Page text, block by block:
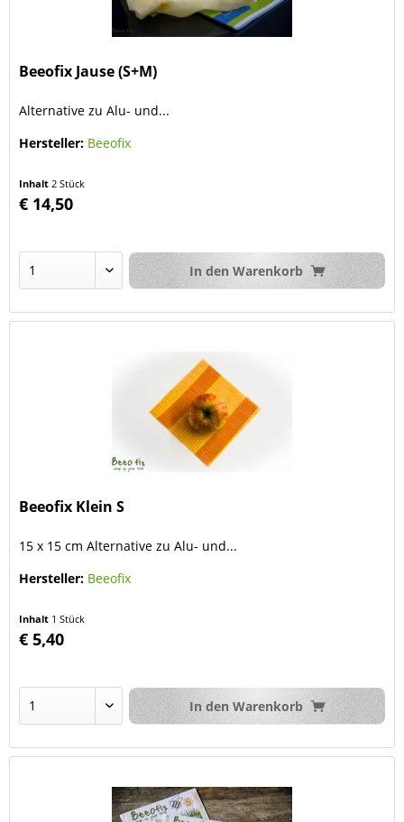
Beeofix Jause (S+M)
Alternative zu Alu- und...
Hersteller: Beeofix
Inhalt2 Stück
€ 14,50
In den Warenkorb
Beeofix Klein S
15 x 15 cm Alternative zu Alu- und...
Hersteller: Beeofix
Inhalt 1 Stück
€ 5,40
In den Warenkorb